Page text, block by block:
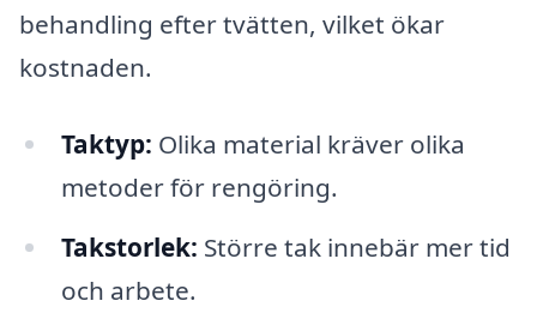
behandling efter tvätten, vilket ökar
kostnaden.
Taktyp: Olika material kräver olika
metoder för rengöring.
Takstorlek: Större tak innebär mer tid
och arbete.